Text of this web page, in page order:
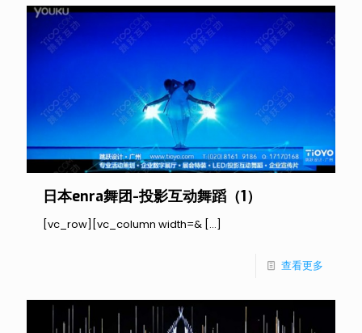
日本enra舞团-投影互动舞蹈（1）
[vc_row][vc_column width=& […]
查看更多